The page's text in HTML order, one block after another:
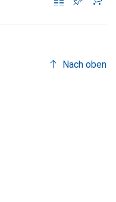
Nach oben